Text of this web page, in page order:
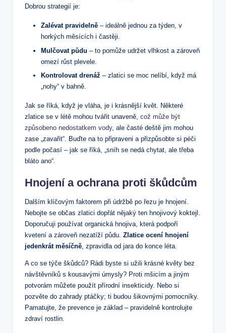
Dobrou strategií je:
Zalévat pravidelně – ideálně jednou za týden, v
horkých měsících i častěji.
Mulčovat půdu – to pomůže udržet vlhkost a zároveň
omezí růst plevele.
Kontrolovat drenáž – zlatici se moc nelíbí, když má
„nohy“ v bahně.
Jak se říká, když je vláha, je i krásnější květ. Některé
zlatice se v létě mohou tvářit unaveně, což může být
způsobeno nedostatkem vody, ale časté deště jim mohou
zase „zavařit“. Buďte na to připraveni a přizpůsobte si péči
podle počasí – jak se říká, „sníh se nedá chytat, ale třeba
bláto ano“.
Hnojení a ochrana proti škůdcům
Dalším klíčovým faktorem při údržbě po řezu je hnojení.
Nebojte se občas zlatici dopřát nějaký ten hnojivový koktejl.
Doporučuji používat organická hnojiva, která podpoří
kvetení a zároveň nezatíží půdu. Zlatice ocení hnojení
jedenkrát měsíčně , zpravidla od jara do konce léta.
A co se týče škůdců? Rádi byste si užili krásné květy bez
návštěvníků s kousavými úmysly? Proti mšicím a jiným
potvorám můžete použít přírodní insekticidy. Nebo si
pozvěte do zahrady ptáčky; ti budou šikovnými pomocníky.
Pamatujte, že prevence je základ – pravidelně kontrolujte
zdraví rostlin.